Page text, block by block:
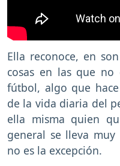
Ella reconoce, en
cosas en las que no
fútbol, algo que
de la vida diaria del
ella misma quien
general se lleva
no es la excepción.